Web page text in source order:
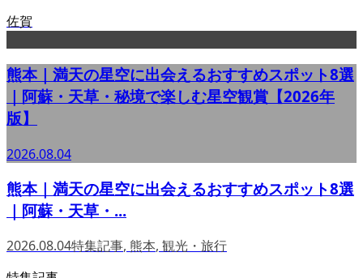
佐賀
熊本｜満天の星空に出会えるおすすめスポット8選
｜阿蘇・天草・秘境で楽しむ星空観賞【2026年
版】
2026.08.04
熊本｜満天の星空に出会えるおすすめスポット8選
｜阿蘇・天草・...
2026.08.04特集記事, 熊本, 観光・旅行